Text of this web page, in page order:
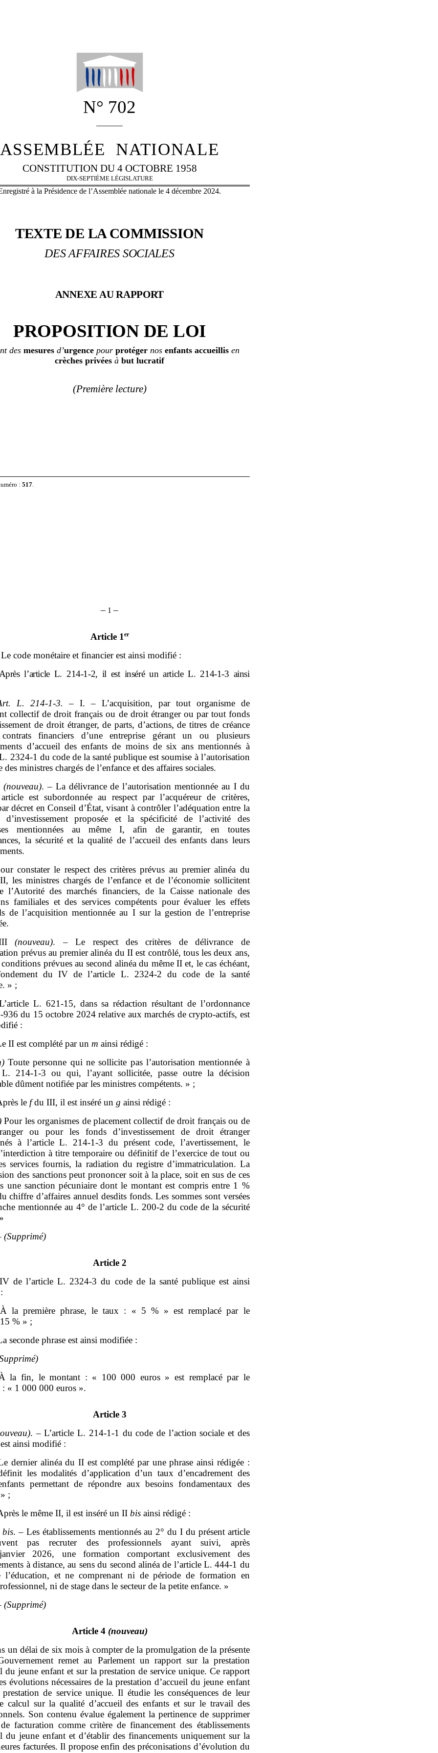
N° 702
ASSEMBLÉE NATIONALE
CONSTITUTION DU 4 OCTOBRE 1958
DIX-SEPTIÈME LÉGISLATURE
à la Présidence de l’Assemblée nationale le 4 décembre 2024.
TEXTE DE LA COMMISSION
DES AFFAIRES SOCIALES
ANNEXE AU RAPPORT
PROPOSITION DE LOI
des mesures d’urgencepour protéger nos enfants accueillisen
crèches privées à but lucratif
(Première lecture)
:517
– 1 –
Article 1 er
code monétaire et financier est ainsi modifié :
Après l’article L. 214‑1‑2, il est inséré un article L. 214‑1‑3 ainsi
L. 214‑1‑3.
– I. – L’acquisition, par tout organisme de
collectif de droit français ou de droit étranger ou par tout fonds
de droit étranger, de parts, d’actions, de titres de créance
financiers d’une entreprise gérant un ou plusieurs
d’accueil des enfants de moins de six ans mentionnés à
2324‑1 du code de la santé publique est soumise à l’autorisation
des ministres chargés de l’enfance et des affaires sociales.
(nouveau). – La délivrance de l’autorisation mentionnée au I du
est subordonnée au respect par l’acquéreur de critères,
décret en Conseil d’État, visant à contrôler l’adéquation entre la
d’investissement proposée et la spécificité de l’activité des
mentionnées au même I, afin de garantir, en toutes
la sécurité et la qualité de l’accueil des enfants dans leurs
constater le respect des critères prévus au premier alinéa du
les ministres chargés de l’enfance et de l’économie sollicitent
l’Autorité des marchés financiers, de la Caisse nationale des
familiales et des services compétents pour évaluer les effets
de l’acquisition mentionnée au I sur la gestion de l’entreprise
(nouveau). – Le respect des critères de délivrance de
prévus au premier alinéa du II est contrôlé, tous les deux ans,
conditions prévues au second alinéa du même II et, le cas échéant,
du IV de l’article L. 2324‑2 du code de la santé
» ;
L. 621‑15, dans sa rédaction résultant de l’ordonnance
du 15 octobre 2024 relative aux marchés de crypto-actifs, est
:
II est complété par un m ainsi rédigé :
Toute personne qui ne sollicite pas l’autorisation mentionnée à
L. 214‑1-3 ou qui, l’ayant sollicitée, passe outre la décision
dûment notifiée par les ministres compétents. » ;
le fdu III, il est inséré ung ainsi rédigé :
Pour les organismes de placement collectif de droit français ou de
ou pour les fonds d’investissement de droit étranger
à l’article L. 214‑1‑3 du présent code, l’avertissement, le
à titre temporaire ou définitif de l’exercice de tout ou
services fournis, la radiation du registre d’immatriculation. La
des sanctions peut prononcer soit à la place, soit en sus de ces
une sanction pécuniaire dont le montant est compris entre 1 %
chiffre d’affaires annuel desdits fonds. Les sommes sont versées
mentionnée au 4° de l’article L. 200‑2 du code de la sécurité
(Supprimé)
Article 2
de l’article L. 2324‑3 du code de la santé publique est ainsi
la première phrase, le taux : « 5 % » est remplacé par le
% » ;
seconde phrase est ainsi modifiée :
la fin, le montant : « 100 000 euros » est remplacé par le
: « 1 000 000 euros ».
Article 3
. – L’article L. 214-1-1 du code de l’action sociale et des
ainsi modifié :
dernier alinéa du II est complété par une phrase ainsi rédigée :
les modalités d’application d’un taux d’encadrement des
permettant de répondre aux besoins fondamentaux des
;
le même II, il est inséré un IIbis ainsi rédigé :
bis. – Les établissements mentionnés au 2° du I du présent article
pas recruter des professionnels ayant suivi, après
2026, une formation comportant exclusivement des
à distance, au sens du second alinéa de l’article L. 444‑1 du
l’éducation, et ne comprenant ni de période de formation en
ni de stage dans le secteur de la petite enfance. »
(Supprimé)
Article 4 (nouveau)
un délai de six mois à compter de la promulgation de la présente
remet au Parlement un rapport sur la prestation
du jeune enfant et sur la prestation de service unique. Ce rapport
évolutions nécessaires de la prestation d’accueil du jeune enfant
de service unique. Il étudie les conséquences de leur
calcul sur la qualité d’accueil des enfants et sur le travail des
Son contenu évalue également la pertinence de supprimer
facturation comme critère de financement des établissements
du jeune enfant et d’établir des financements uniquement sur la
facturées. Il propose enfin des préconisations d’évolution du